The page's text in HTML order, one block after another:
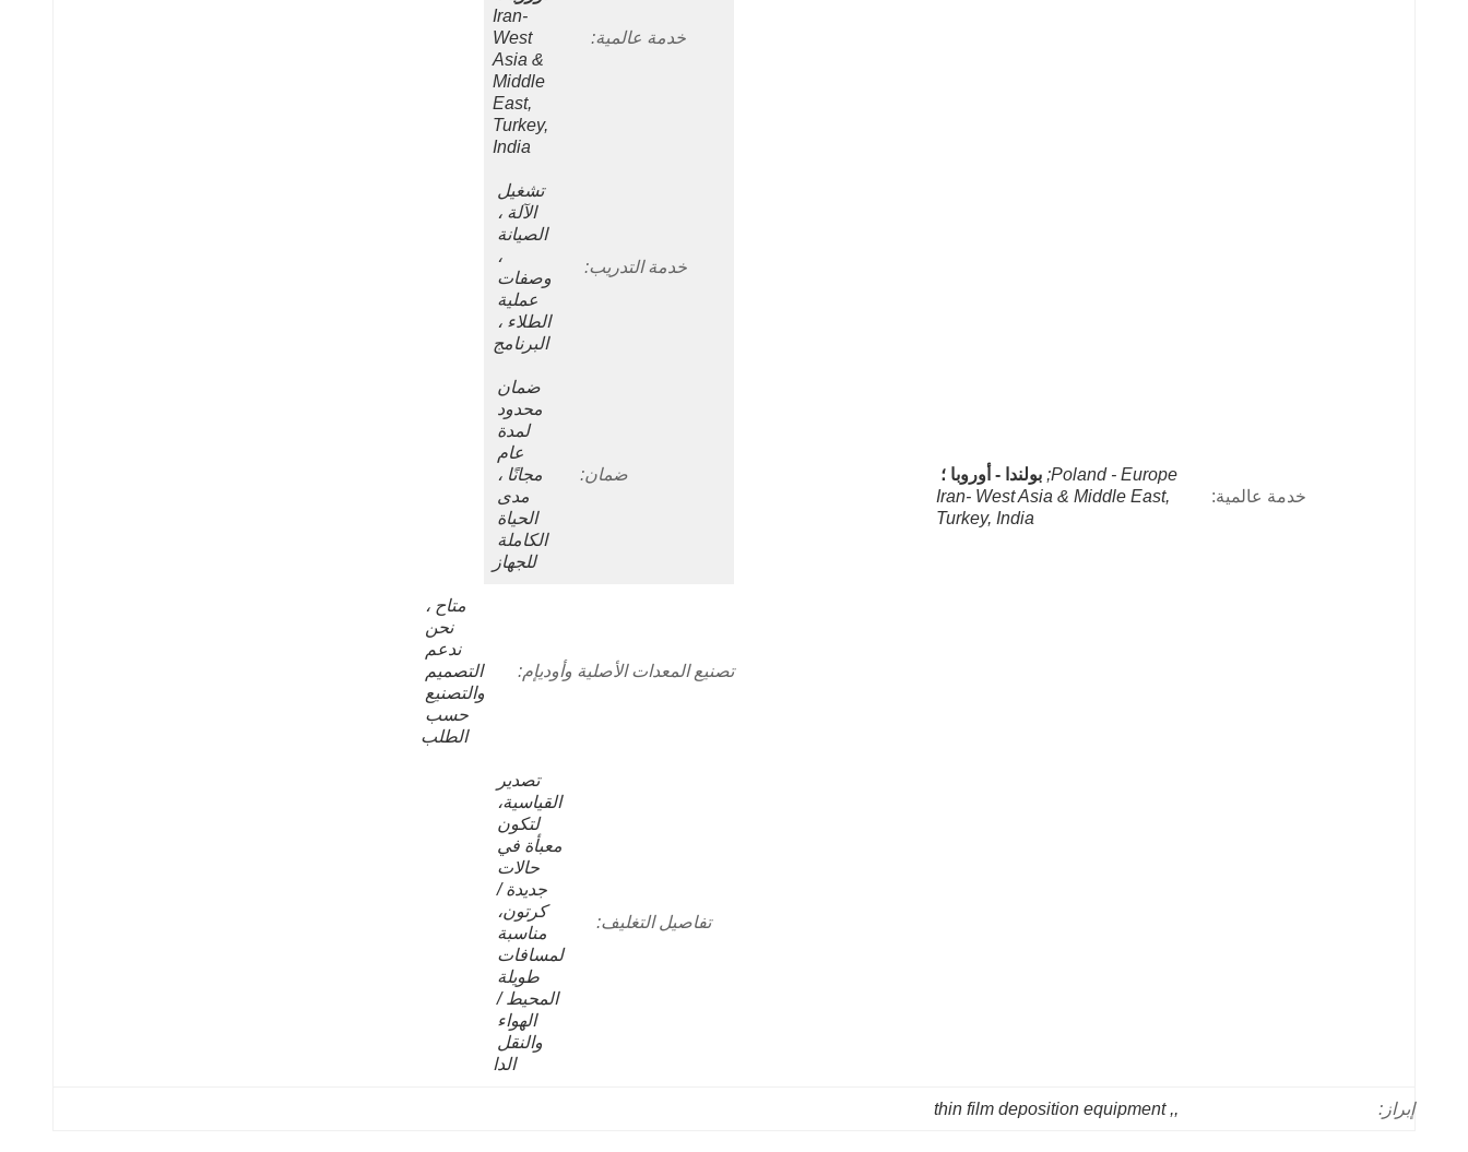
خدمة عالمية:
Poland - Europe; بولندا - أوروبا ؛
Iran- West Asia & Middle East,
Turkey, India
خدمة عالمية:
Iran-
West
Asia &
Middle
East,
Turkey,
India
خدمة التدريب:
البرنامج
ضمان:
للجهاز
تصنيع المعدات الأصلية وأوديإم:
الطلب
تفاصيل التغليف:
جديدة /
المحيط /
الدا
إبراز: ,
,
thin film deposition equipment